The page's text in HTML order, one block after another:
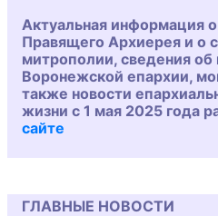
Актуальная информация
Правящего Архиерея и о
митрополии, сведения об
Воронежской епархии,
также новости
жизни с 1 мая 2025 года
сайте
ГЛАВНЫЕ НОВОСТИ